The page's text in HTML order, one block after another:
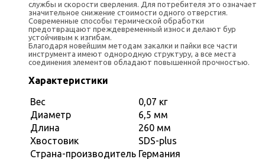
службы и скорости сверления. Для потребителя это означает
значительное снижение стоимости одного отверстия.
Современные способы термической обработки
предотвращают преждевременный износ и делают бур
устойчивым к изгибам.
Благодаря новейшим методам закалки и пайки все части
инструмента имеют однородную структуру, а все места
соединения элементов обладают повышенной прочностью.
Характеристики
Вес
0,07 кг
Диаметр
6,5 мм
Длина
260 мм
Хвостовик
SDS-plus
Страна-производитель Германия